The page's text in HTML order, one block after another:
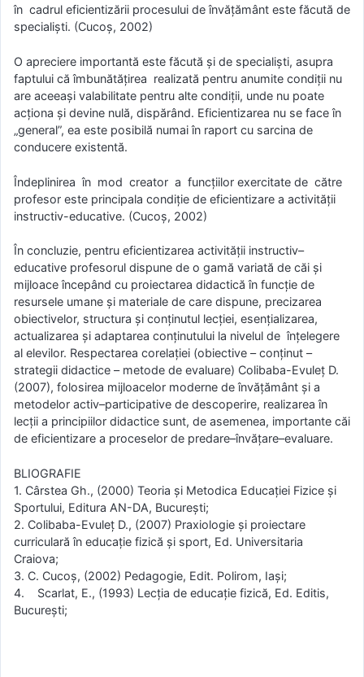
în cadrul eficientizării procesului de învăţământ este făcută de
specialişti. (Cucoş, 2002)
O apreciere importantă este făcută şi de specialişti, asupra
faptului că îmbunătăţirea realizată pentru anumite condiţii nu
are aceeaşi valabilitate pentru alte condiţii, unde nu poate
acţiona şi devine nulă, dispărând. Eficientizarea nu se face în
„general”, ea este posibilă numai în raport cu sarcina de
conducere existentă.
Îndeplinirea în mod creator a funcţiilor exercitate de către
profesor este principala condiţie de eficientizare a activităţii
instructiv-educative. (Cucoş, 2002)
În concluzie, pentru eficientizarea activităţii instructiv–
educative profesorul dispune de o gamă variată de căi şi
mijloace începând cu proiectarea didactică în funcţie de
resursele umane şi materiale de care dispune, precizarea
obiectivelor, structura şi conţinutul lecţiei, esenţializarea,
actualizarea şi adaptarea conţinutului la nivelul de înţelegere
al elevilor. Respectarea corelaţiei (obiective – conţinut –
strategii didactice – metode de evaluare) Colibaba-Evuleţ D.
(2007), folosirea mijloacelor moderne de învăţământ şi a
metodelor activ–participative de descoperire, realizarea în
lecţii a principiilor didactice sunt, de asemenea, importante căi
de eficientizare a proceselor de predare–învăţare–evaluare.
BLIOGRAFIE
1. Cârstea Gh., (2000) Teoria şi Metodica Educaţiei Fizice şi
Sportului, Editura AN-DA, Bucureşti;
2. Colibaba-Evuleţ D., (2007) Praxiologie şi proiectare
curriculară în educaţie fizică şi sport, Ed. Universitaria
Craiova;
3. C. Cucoş, (2002) Pedagogie, Edit. Polirom, Iaşi;
4. Scarlat, E., (1993) Lecţia de educaţie fizică, Ed. Editis,
Bucureşti;